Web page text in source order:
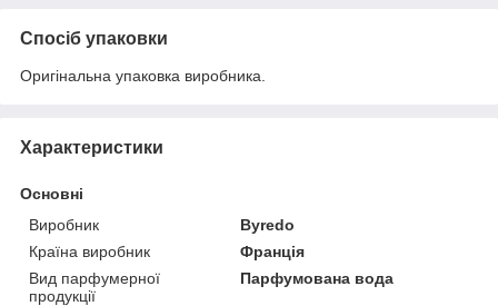
Спосіб упаковки
Оригінальна упаковка виробника.
Характеристики
Основні
Виробник
Byredo
Країна виробник
Франція
Вид парфумерної
продукції
Парфумована вода